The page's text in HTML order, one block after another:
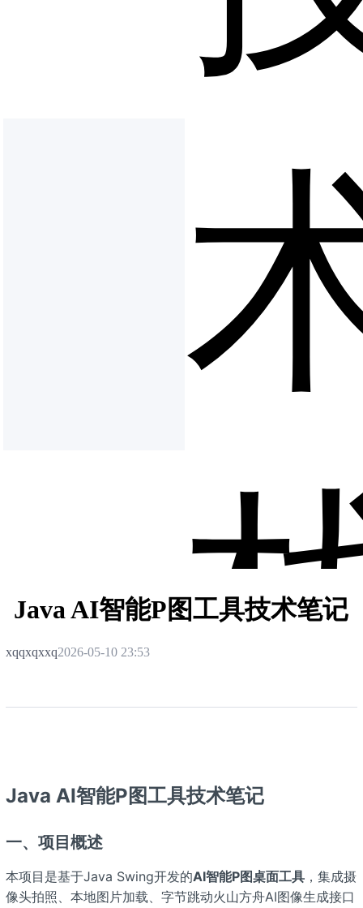
Java AI智能P图工具技术笔记
xqqxqxxq2026-05-10 23:53
Java AI智能P图工具技术笔记
一、项目概述
本项目是基于Java Swing开发的AI智能P图桌面工具，集成摄
像头拍照、本地图片加载、字节跳动火山方舟AI图像生成接口